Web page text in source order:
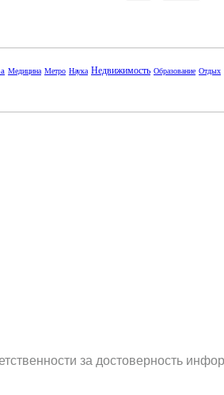
Медицина Метро Наука Недвижимость Образование Отдых
за достоверность